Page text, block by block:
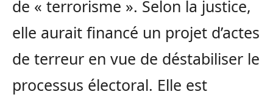
de « terrorisme ». Selon la justice,
elle aurait financé un projet d’actes
de terreur en vue de déstabiliser le
processus électoral. Elle est